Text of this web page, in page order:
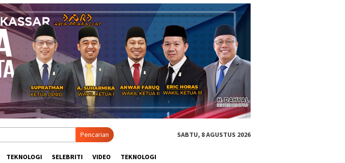
Pencarian SABTU, 8 AGUSTUS 2026
TEKNOLOGI SELEBRITI VIDEO TEKNOLOGI